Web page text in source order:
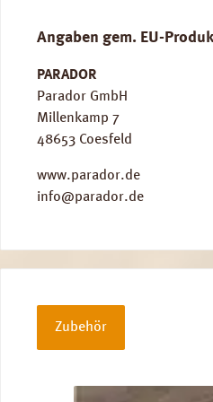
Angaben gem. EU-
PARADOR
Parador GmbH
Millenkamp 7
48653 Coesfeld
www.parador.de
info@parador.de
Zubehör